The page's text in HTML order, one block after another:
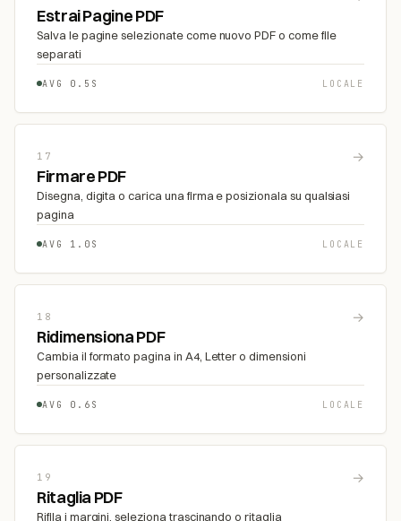
Estrai Pagine PDF
Salva le pagine selezionate come nuovo PDF o come file
separati
AVG 0.5S LOCALE
17 →
Firmare PDF
Disegna, digita o carica una firma e posizionala su qualsiasi
pagina
AVG 1.0S LOCALE
18 →
Ridimensiona PDF
Cambia il formato pagina in A4, Letter o dimensioni
personalizzate
AVG 0.6S LOCALE
19 →
Ritaglia PDF
Rifila i margini, seleziona trascinando o ritaglia